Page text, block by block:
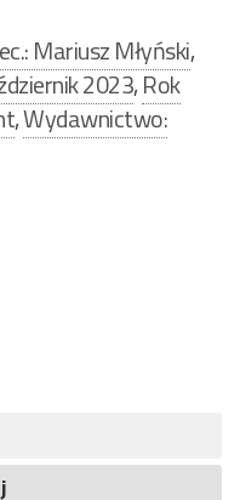
Mariusz Młyński,
2023,Rok
,Wydawnictwo: